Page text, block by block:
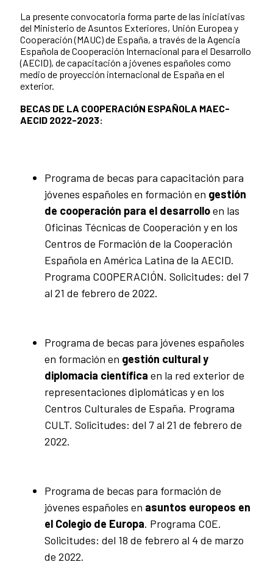
La presente convocatoria forma parte de las iniciativas
del Ministerio de Asuntos Exteriores, Unión Europea y
Cooperación (MAUC) de España, a través de la Agencia
Española de Cooperación Internacional para el Desarrollo
(AECID), de capacitación a jóvenes españoles como
medio de proyección internacional de España en el
exterior.
BECAS DE LA COOPERACIÓN ESPAÑOLA MAEC-
AECID 2022-2023:
Programa de becas para capacitación para
jóvenes españoles en formación en gestión
de cooperación para el desarrolloen las
Oficinas Técnicas de Cooperación y en los
Centros de Formación de la Cooperación
Española en América Latina de la AECID.
Programa COOPERACIÓN. Solicitudes: del 7
al 21 de febrero de 2022.
Programa de becas para jóvenes españoles
en formación en gestión cultural y
diplomacia científica en la red exterior de
representaciones diplomáticas y en los
Centros Culturales de España. Programa
CULT. Solicitudes: del 7 al 21 de febrero de
2022.
Programa de becas para formación de
jóvenes españoles en asuntos europeos en
el Colegio de Europa. Programa COE.
Solicitudes: del 18 de febrero al 4 de marzo
de 2022.